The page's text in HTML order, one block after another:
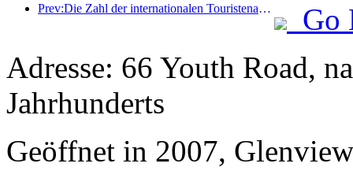
Prev:Die Zahl der internationalen Touristenankünfte stieg im ersten Halbjahr im Vergleich zum Vorjahr um 5 %
Go
Adresse: 66 Youth Road,
Jahrhunderts
Geöffnet in 2007,